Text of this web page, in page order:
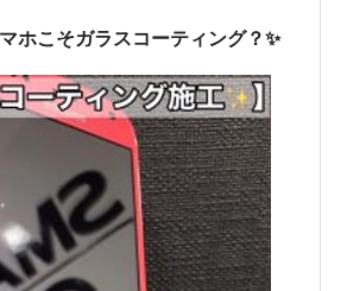
ホこそガラスコーティング？✨